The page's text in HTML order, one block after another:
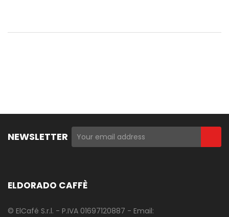
NEWSLETTER
ELDORADO CAFFÈ
© ElCafé S.r.l. - P.IVA 01697120887 - Email: